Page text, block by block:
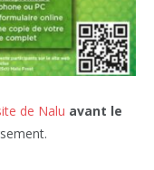
de Nalu avant le